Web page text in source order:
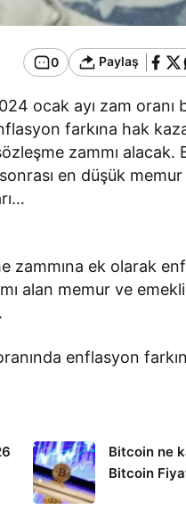
0 Paylaş
ocak ayı zam oranı
farkına hak
zammı alacak.
en düşük
ek olarak
alan memur ve
enflasyon
Bitcoin ne
Bitcoin